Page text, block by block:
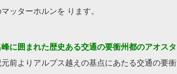
ッターホルンを ります。
峰に囲まれた歴史ある交通の要衝州都のアオス
元前よりアルプス越えの基点にあたる交通の要